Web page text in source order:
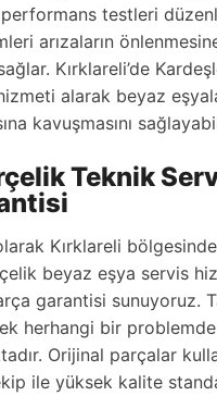
testleri
arızaların
Kırklareli’de
alarak beyaz
kavuşmasını
Teknik
Kırklareli bölgesinde
beyaz eşya servis
garantisi sunuyoruz.
herhangi bir
Orijinal parçalar
ile yüksek kalite